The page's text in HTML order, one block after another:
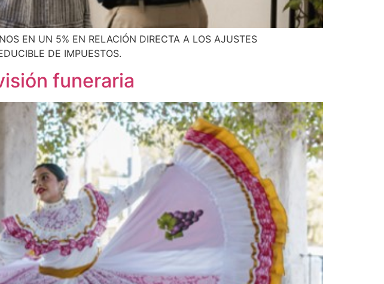
EN UN 5% EN RELACIÓN DIRECTA A LOS AJUSTES
DE IMPUESTOS.
funeraria